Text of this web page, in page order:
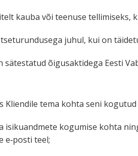
kauba või teenuse telli­miseks,
juhul, kui on
õigusak­tidega Eesti
tema kohta seni
isiku­andmete kogumise kohta
e‑posti teel;